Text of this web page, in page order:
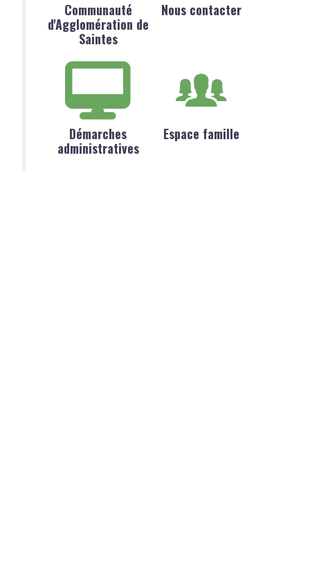
Communauté
d'Agglomération de
Saintes
Nous contacter
Démarches
administratives
Espace famille